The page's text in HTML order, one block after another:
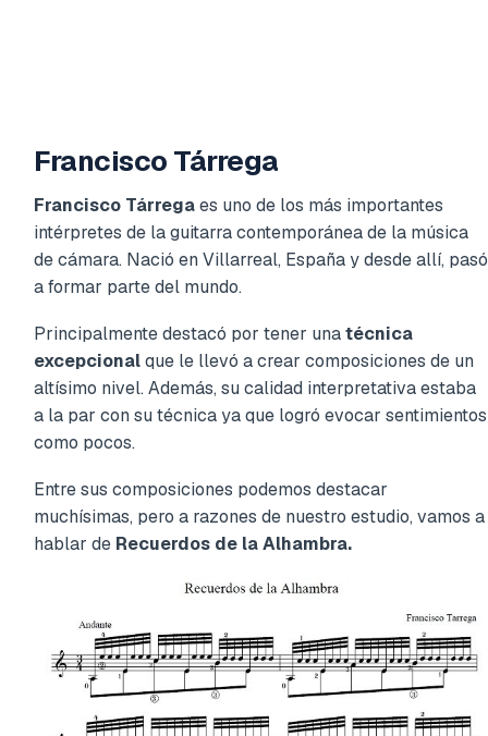
Francisco Tárrega
Francisco Tárregaes uno de los más importantes
intérpretes de la guitarra contemporánea de la música
de cámara. Nació en Villarreal, España y desde allí, pasó
a formar parte del mundo.
Principalmente destacó por tener unatécnica
excepcionalque le llevó a crear composiciones de un
altísimo nivel. Además, su calidad interpretativa estaba
a la par con su técnica ya que logró evocar sentimientos
como pocos.
Entre sus composiciones podemos destacar
muchísimas, pero a razones de nuestro estudio, vamos a
hablar de Recuerdos de la Alhambra.